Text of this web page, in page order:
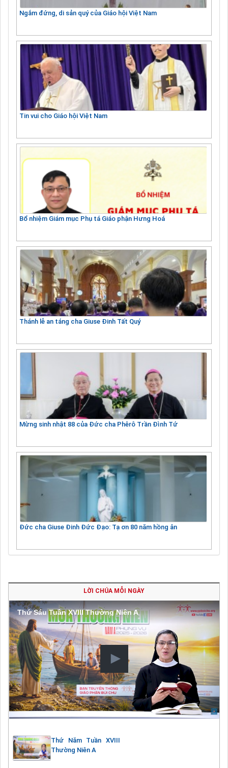
Ngắm đứng, di sản quý của Giáo hội Việt Nam
Tin vui cho Giáo hội Việt Nam
Bổ nhiệm Giám mục Phụ tá Giáo phận Hưng Hoá
Thánh lễ an táng cha Giuse Đinh Tất Quý
Mừng sinh nhật 88 của Đức cha Phêrô Trần Đình Tứ
Đức cha Giuse Đinh Đức Đạo: Tạ ơn 80 năm hồng ân
LỜI CHÚA MỖI NGÀY
Thứ Sáu Tuần XVIII Thường Niên A
Thứ Năm Tuần XVIII
Thường Niên A